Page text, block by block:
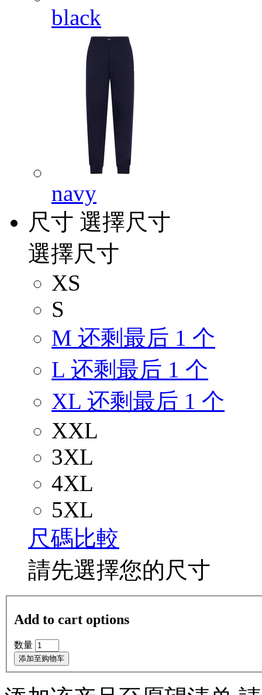
black
navy
尺寸 選擇尺寸
選擇尺寸
XS
S
M 还剩最后 1 个
L 还剩最后 1 个
XL 还剩最后 1 个
XXL
3XL
4XL
5XL
尺碼比較
請先選擇您的尺寸
Add to cart options
数量
添加至购物车